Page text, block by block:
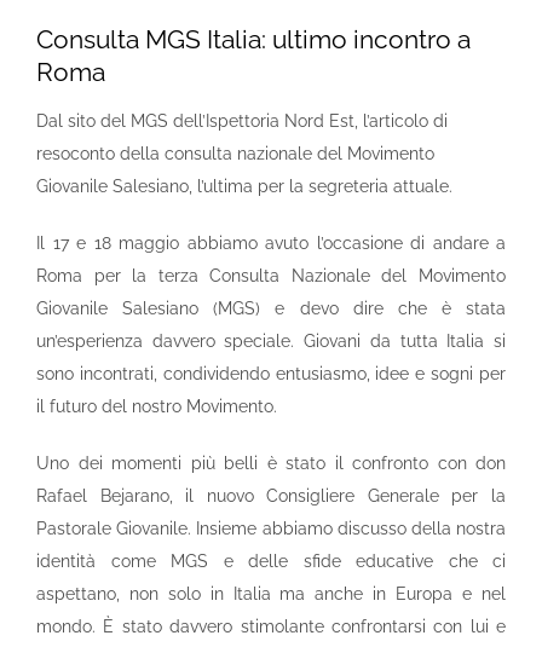
Consulta MGS Italia: ultimo incontro a
Roma
Dal sito del MGS dell’Ispettoria Nord Est, l’articolo di
resoconto della consulta nazionale del Movimento
Giovanile Salesiano, l’ultima per la segreteria attuale.
Il 17 e 18 maggio abbiamo avuto l’occasione di andare a
Roma per la terza Consulta Nazionale del Movimento
Giovanile Salesiano (MGS) e devo dire che è stata
un’esperienza davvero speciale. Giovani da tutta Italia si
sono incontrati, condividendo entusiasmo, idee e sogni per
il futuro del nostro Movimento.
Uno dei momenti più belli è stato il confronto con don
Rafael Bejarano, il nuovo Consigliere Generale per la
Pastorale Giovanile. Insieme abbiamo discusso della nostra
identità come MGS e delle sfide educative che ci
aspettano, non solo in Italia ma anche in Europa e nel
mondo. È stato davvero stimolante confrontarsi con lui e